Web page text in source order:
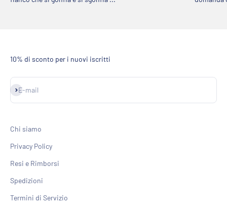
10% di sconto per i nuovi iscritti
E-mail
Iscriviti alla newsletter
Chi siamo
Privacy Policy
Resi e Rimborsi
Spedizioni
Termini di Servizio